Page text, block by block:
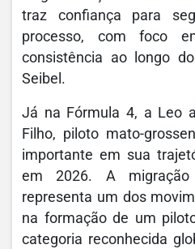
traz confiança para
processo, com foco
consistência ao longo
Seibel.
Já na Fórmula 4, a Leo
Filho, piloto mato-
importante em sua
em 2026. A
representa um dos
na formação de um
categoria reconhecida